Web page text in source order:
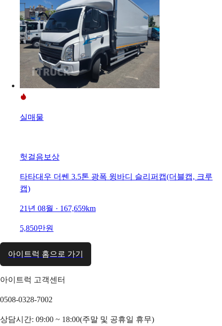
실매물
헛걸음보상
타타대우 더쎈 3.5톤 광폭 윙바디 슬리퍼캡(더블캡, 크루
캡)
21년 08월 · 167,659km
5,850만원
아이트럭 홈으로 가기
아이트럭 고객센터
0508-0328-7002
상담시간: 09:00 ~ 18:00(주말 및 공휴일 휴무)